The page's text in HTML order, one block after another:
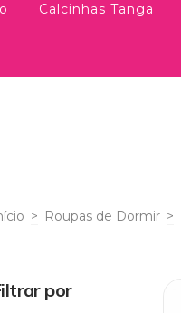
Calcinhas Tanga
> Roupas de Dormir >
por